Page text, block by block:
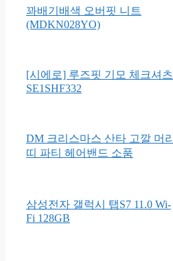
꽈배기배색 오버핏 니트
(MDKN028YO)
[시에로] 루즈핏 기모 체크셔츠
SE1SHF332
DM 크리스마스 산타 고깔 머리
띠 파티 헤어밴드 소품
삼성전자 갤럭시 탭S7 11.0 Wi-
Fi 128GB